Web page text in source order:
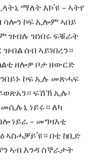
ማለት እኮ’ዩ – ኣትየ
ሳሎን ኮፍ ኢሎም ኣበይ
ዝብሉ ዝነበሩ ፍቑራት
ሰብ ኣይነበረን።
ዘሎዎ ቦታ ዘውርድ
ኮፍ ኢሉ መጽሓፍ
ፍሽኽ ኢሉ፡
ነይሩ። ለካ
ነይራ – መግዛእቲ
ኣስሓቓይ’ዩ። በቲ ከቢድ
ኣብ እንዳ ስኞራታት